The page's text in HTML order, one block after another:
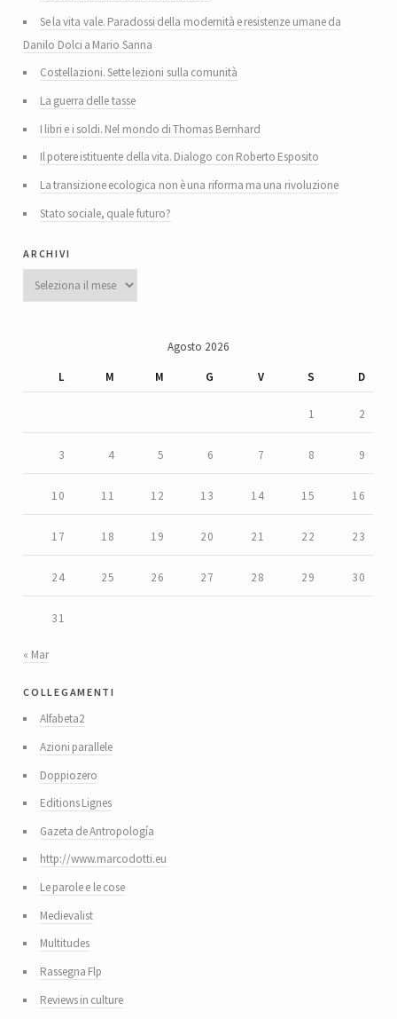
Se la vita vale. Paradossi della modernità e resistenze umane da
Danilo Dolci a Mario Sanna
Costellazioni. Sette lezioni sulla comunità
La guerra delle tasse
I libri e i soldi. Nel mondo di Thomas Bernhard
Il potere istituente della vita. Dialogo con Roberto Esposito
La transizione ecologica non è una riforma ma una rivoluzione
Stato sociale, quale futuro?
archivi
Archivi
Agosto 2026
L
M M G V S D
1 2
3 4 5 6 7 8 9
10 11 12 13 14 15 16
17 18 19 20 21 22 23
24 25 26 27 28 29 30
31
« Mar
collegamenti
Alfabeta2
Azioni parallele
Doppiozero
Editions Lignes
Gazeta de Antropología
http://www.marcodotti.eu
Le parole e le cose
Medievalist
Multitudes
Rassegna Flp
Reviews in culture